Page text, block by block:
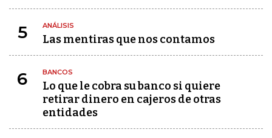
5 ANÁLISIS
Las mentiras que nos contamos
6 BANCOS
Lo que le cobra su banco si quiere
retirar dinero en cajeros de otras
entidades